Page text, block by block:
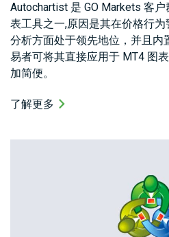
Autochartist 是 GO Markets 客
表工具之一,原因是其在价格行
分析方面处于领先地位，并且内
易者可将其直接应用于 MT4 图
加简便。
了解更多